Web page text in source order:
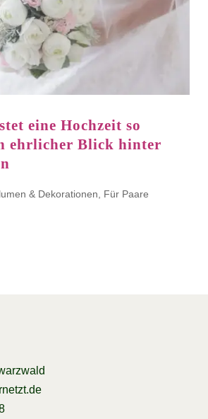
eine Hochzeit so
ehrlicher Blick hinter
& Dekorationen Für Paare